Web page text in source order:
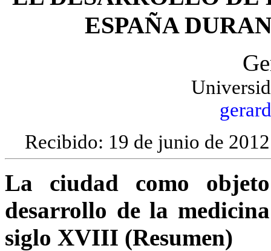
ESPAÑA
Recibido: 19 de junio de
La ciudad como
desarrollo de la
siglo XVIII (Resumen)